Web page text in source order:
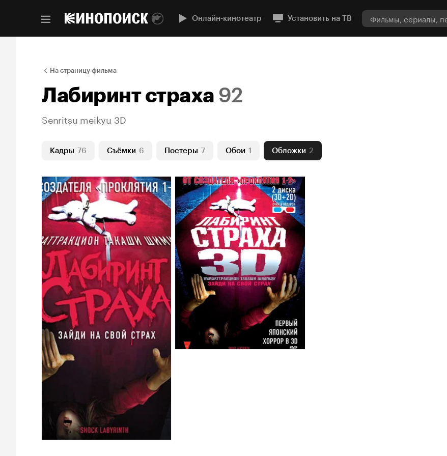
Онлайн-кинотеатр Установить на ТВ
На страницу фильма
Лабиринт страха 92
Senritsu meikyu 3D
Кадры 76 Съёмки 6 Постеры 7 Обои 1 Обложки 2